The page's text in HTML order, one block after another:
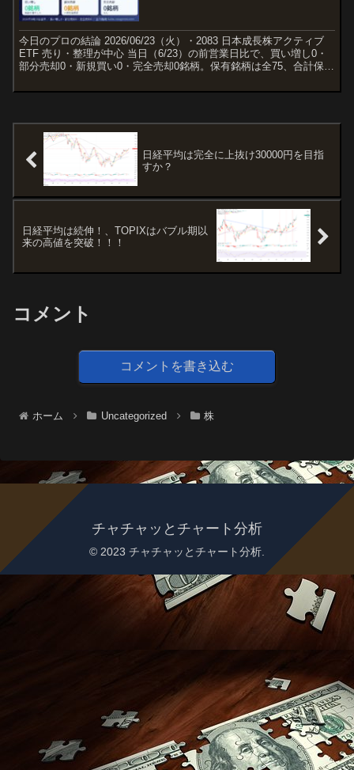
今日のプロの結論 2026/06/23（火）・2083 日本成長株アクティブ
ETF 売り・整理が中心 当日（6/23）の前営業日比で、買い増し0・
部分売却0・新規買い0・完全売却0銘柄。保有銘柄は全75、合計保有
日経平均は完全に上抜け30000円を目指
すか？
日経平均は続伸！、TOPIXはバブル期以
来の高値を突破！！！
コメント
コメントを書き込む
ホーム Uncategorized 株
チャチャッとチャート分析
© 2023 チャチャッとチャート分析.